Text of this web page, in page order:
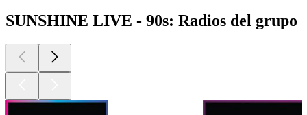
SUNSHINE LIVE - 90s: Radios del grupo